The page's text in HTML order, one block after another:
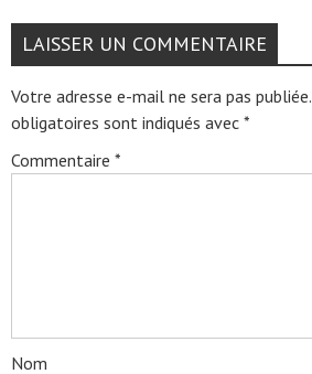
LAISSER UN COMMENTAIRE
Votre adresse e-mail ne sera pas publiée.
obligatoires sont indiqués avec *
Commentaire *
Nom